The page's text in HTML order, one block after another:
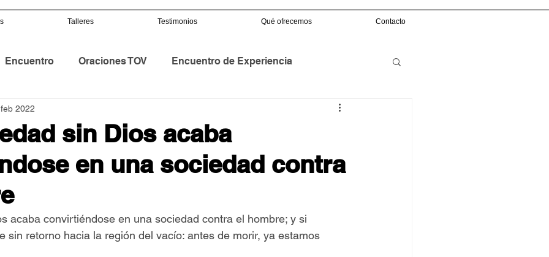
Talleres Testimonios Qué ofrecemos Contacto
Encuentro Oraciones TOV Encuentro de Experiencia
Asamblea Nacional
Jornadas Mundiales Libros Orar y Vivir Papa Francisco
sin Dios acaba
en una sociedad contra
2022
acaba convirtiéndose en una sociedad contra el hombre; y si
sin retorno hacia la región del vacío: antes de morir, ya estamos